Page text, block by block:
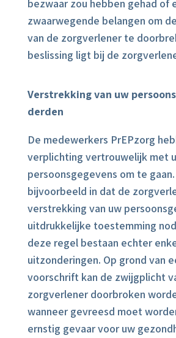
bezwaar zou hebben gehad of
zwaarwegende belangen om
van de zorgverlener te
beslissing ligt bij de
Verstrekking van uw
derden
De medewerkers PrEPzorg
verplichting vertrouwelijk met
persoonsgegevens om te
bijvoorbeeld in dat de
verstrekking van uw
uitdrukkelijke toestemming
deze regel bestaan echter
uitzonderingen. Op grond van
voorschrift kan de zwijgplicht
zorgverlener doorbroken
wanneer gevreesd moet
ernstig gevaar voor uw